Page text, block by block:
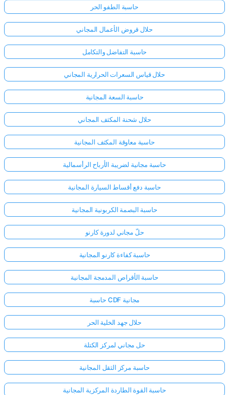
حاسبة الطفو الحر
حلال قروض الأعمال المجاني
حاسبة التفاضل والتكامل
حلال قياس السعرات الحرارية المجاني
حاسبة السعة المجانية
حلال شحنة المكثف المجاني
حاسبة معاوقة المكثف المجانية
حاسبة مجانية لضريبة الأرباح الرأسمالية
حاسبة دفع أقساط السيارة المجانية
حاسبة البصمة الكربونية المجانية
حلّ مجاني لدورة كارنو
حاسبة كفاءة كارنو المجانية
حاسبة الأقراص المدمجة المجانية
حاسبة CDF مجانية
حلال جهد الخلية الحر
حل مجاني لمركز الكتلة
حاسبة مركز الثقل المجانية
حاسبة القوة الطاردة المركزية المجانية